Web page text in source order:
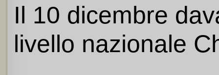
Il 10 dicembre
livello nazionale